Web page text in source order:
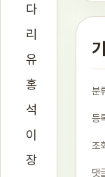
다
리
유
홍
석
이
장
분
등
조
댓